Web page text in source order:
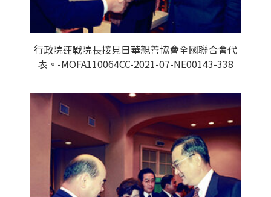
行政院連戰院長接見日華親善協會全國聯合會代
表。-MOFA110064CC-2021-07-NE00143-338